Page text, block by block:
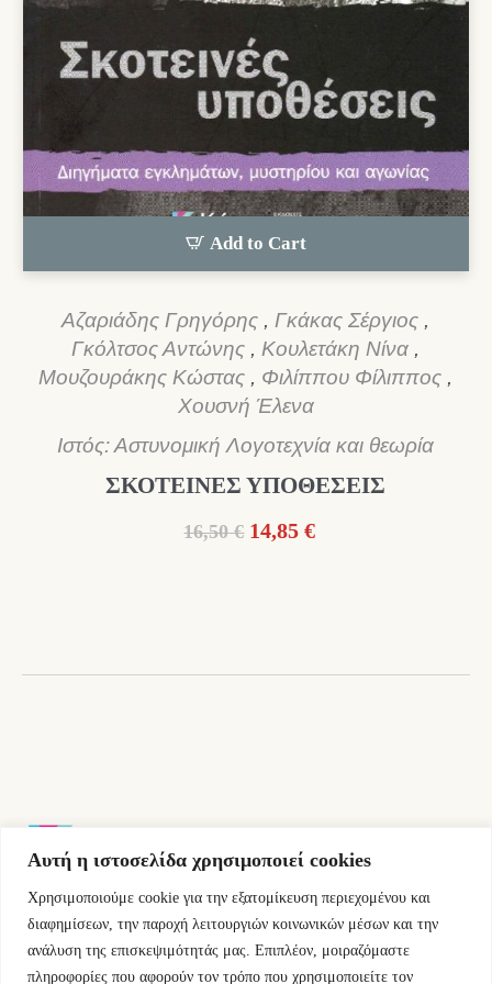
Αυτή η ιστοσελίδα χρησιμοποιεί cookies
Χρησιμοποιούμε cookie για την εξατομίκευση περιεχομένου και
διαφημίσεων, την παροχή λειτουργιών κοινωνικών μέσων και την
ανάλυση της επισκεψιμότητάς μας. Επιπλέον, μοιραζόμαστε
πληροφορίες που αφορούν τον τρόπο που χρησιμοποιείτε τον
Add to Cart
Αζαριάδης Γρηγόρης , Γκάκας Σέργιος ,
Γκόλτσος Αντώνης , Κουλετάκη Νίνα ,
Μουζουράκης Κώστας , Φιλίππου Φίλιππος ,
Χουσνή Έλενα
Ιστός: Αστυνομική Λογοτεχνία και θεωρία
ΣΚΟΤΕΙΝΕΣ ΥΠΟΘΕΣΕΙΣ
16,50 € Original
14,85 €Η
Εμμ.Μπενάκη 76 10681 Αθήνα Ελλάδα.
+30.2110084023